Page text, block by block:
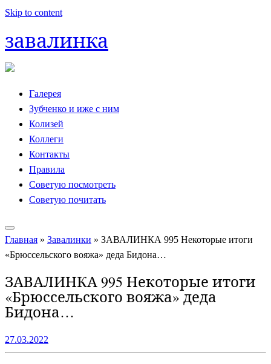
Skip to content
завалинка
Галерея
Зубченко и иже с ним
Колизей
Коллеги
Контакты
Правила
Советую посмотреть
Советую почитать
Главная » Завалинки » ЗАВАЛИНКА 995 Некоторые итоги
«Брюссельского вояжа» деда Бидона…
ЗАВАЛИНКА 995 Некоторые итоги
«Брюссельского вояжа» деда
Бидона…
27.03.2022